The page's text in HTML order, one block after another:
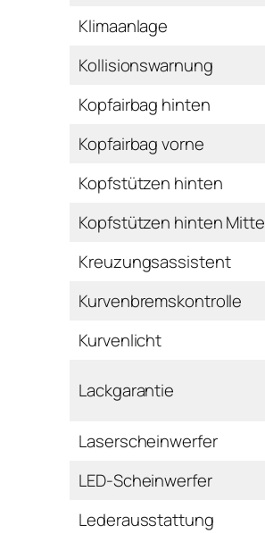
Klimaanlage
Kollisionswarnung
Kopfairbag hinten
Kopfairbag vorne
Kopfstützen hinten
Kopfstützen hinten Mitte
Kreuzungsassistent
Kurvenbremskontrolle
Kurvenlicht
Lackgarantie
Laserscheinwerfer
LED-Scheinwerfer
Lederausstattung